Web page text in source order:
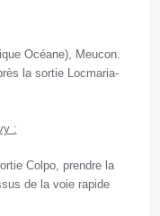
Océane), Meucon.
la sortie Locmaria-
:
Colpo, prendre la
de la voie rapide